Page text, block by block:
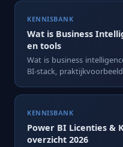
KENNISBANK
Wat is Business
en tools
Wat is business
BI-stack,
KENNISBANK
Power BI Licenties &
overzicht 2026